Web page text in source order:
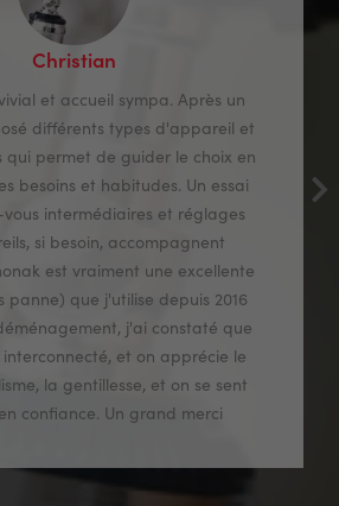
Christian
et accueil sympa. Après un
différents types d'appareil et
qui permet de guider le choix en
besoins et habitudes. Un essai
intermédiaires et réglages
si besoin, accompagnent
est vraiment une excellente
panne) que j'utilise depuis 2016
j'ai constaté que
et on apprécie le
la gentillesse, et on se sent
confiance. Un grand merci